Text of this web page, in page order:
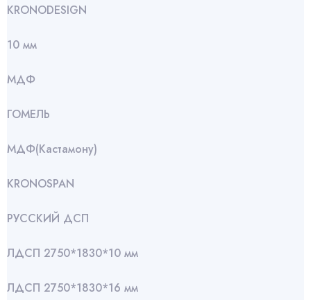
KRONODESIGN
10 мм
МДФ
ГОМЕЛЬ
МДФ(Кастамону)
KRONOSPAN
РУССКИЙ ДСП
ЛДСП 2750*1830*10 мм
ЛДСП 2750*1830*16 мм